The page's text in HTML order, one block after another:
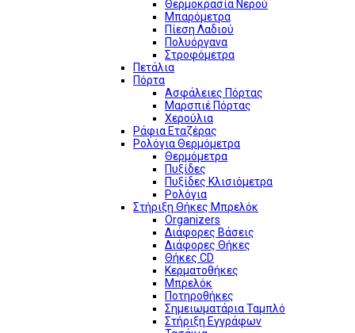
Θερμοκρασία Νερού
Μπαρόμετρα
Πίεση Λαδιού
Πολυόργανα
Στροφόμετρα
Πετάλια
Πόρτα
Ασφάλειες Πόρτας
Μαρσπιέ Πόρτας
Χερούλια
Ράφια Εταζέρας
Ρολόγια Θερμόμετρα
Θερμόμετρα
Πυξίδες
Πυξίδες Κλισιόμετρα
Ρολόγια
Στήριξη Θήκες Μπρελόκ
Organizers
Διάφορες Βάσεις
Διάφορες Θήκες
Θήκες CD
Κερματοθήκες
Μπρελόκ
Ποτηροθήκες
Σημειωματάρια Ταμπλό
Στήριξη Εγγράφων